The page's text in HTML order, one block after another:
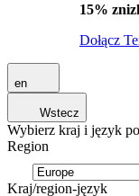
15%
Dołącz
en
Wstecz
Wybierz kraj i język
Region
Kraj/region-język